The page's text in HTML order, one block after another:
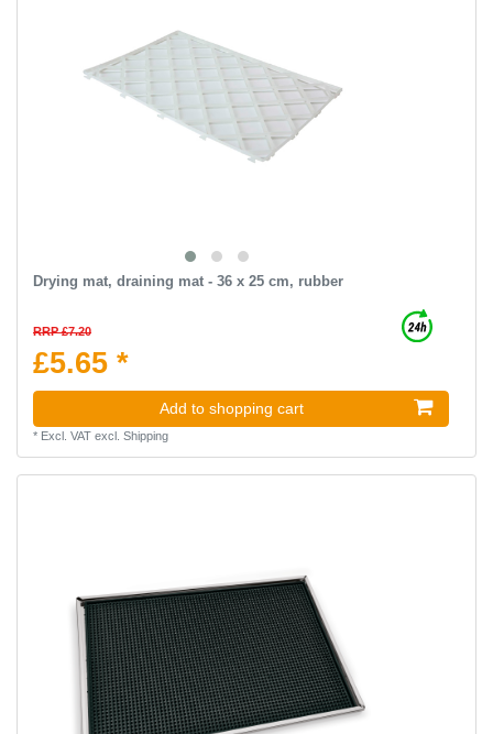
Drying mat, draining mat - 36 x 25 cm, rubber
RRP £7.20
£5.65 *
Add to shopping cart
* Excl. VATexcl. Shipping